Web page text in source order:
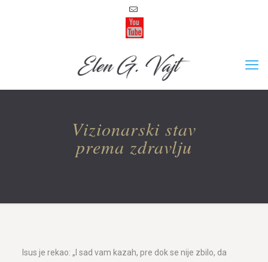
Vizionarski stav
prema zdravlju
Isus je rekao: „I sad vam kazah, pre dok se nije zbilo, da